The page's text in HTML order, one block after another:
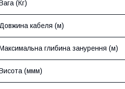
(Кг)
кабеля (м)
глибина занурення (м)
(ммм)